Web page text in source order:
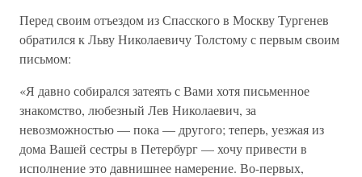
Перед своим отъездом из Спасского в Москву Тургенев
обратился к Льву Николаевичу Толстому с первым своим
письмом:
«Я давно собирался затеять с Вами хотя письменное
знакомство, любезный Лев Николаевич, за
невозможностью — пока — другого; теперь, уезжая из
дома Вашей сестры в Петербург — хочу привести в
исполнение это давнишнее намерение. Во-первых,